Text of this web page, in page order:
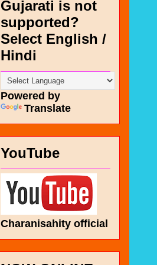
Gujarati is not
supported?
Select English /
Hindi
Powered by
Translate
YouTube
Charanisahity official